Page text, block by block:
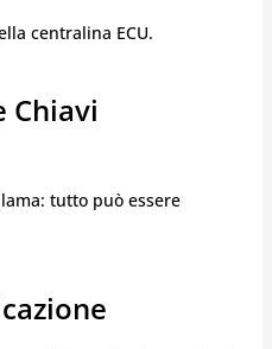
centralina ECU.
Chiavi
tutto può essere